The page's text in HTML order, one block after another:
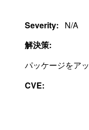
Severity:
N/A
解決策:
パッケージをア
CVE: